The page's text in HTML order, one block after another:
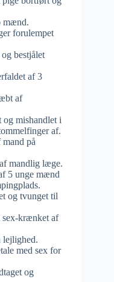
mænd.
forulempet
bestjålet
af 3
af
mishandlet i
af.
på
mandlig læge.
5 unge mænd
og tvunget til
sex-krænket af
lejlighed.
med sex for
og